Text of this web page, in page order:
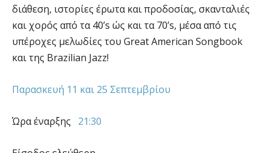
διάθεση, ιστορίες έρωτα και προδοσίας, σκανταλιές
και χορός από τα 40’s ώς και τα 70’s, μέσα από τις
υπέροχες μελωδίες του Great American Songbook
και της Brazilian Jazz!
Παρασκευή 11 και 25 Σεπτεμβρίου
Ώρα έναρξης 21:30